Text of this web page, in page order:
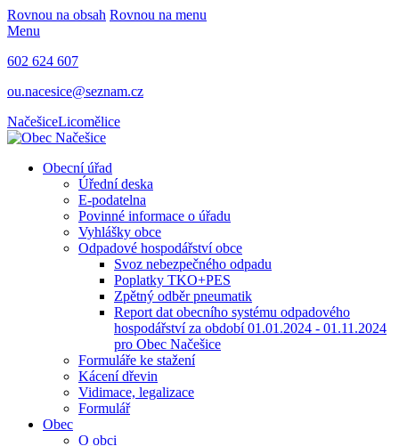
Rovnou na obsah Rovnou na menu
Menu
602 624 607
ou.nacesice@seznam.cz
NačešiceLicomělice
Obecní úřad
Úřední deska
E-podatelna
Povinné informace o úřadu
Vyhlášky obce
Odpadové hospodářství obce
Svoz nebezpečného odpadu
Poplatky TKO+PES
Zpětný odběr pneumatik
Report dat obecního systému odpadového
hospodářství za období 01.01.2024 - 01.11.2024
pro Obec Načešice
Formuláře ke stažení
Kácení dřevin
Vidimace, legalizace
Formulář
Obec
O obci